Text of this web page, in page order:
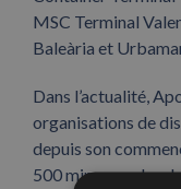
MSC Terminal
Baleària et
Dans l’actualité,
organisations de
depuis son
500 mineurs, plus